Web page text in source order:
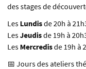
des stages de
Les Lundisde 20h à
LesJeudisde 19h à
Les Mercredisde 19h à
📅 Jours des ateliers